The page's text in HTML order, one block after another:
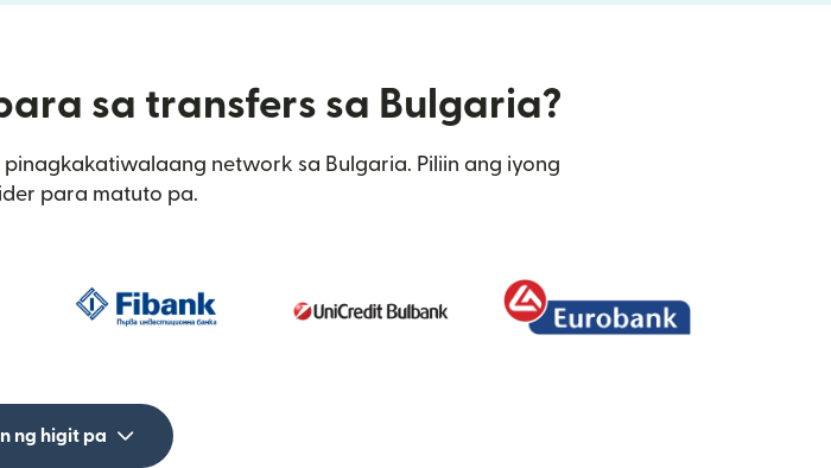
sa transfers sa Bulgaria?
network sa Bulgaria. Piliin ang iyong
para matuto pa.
ng higit pa